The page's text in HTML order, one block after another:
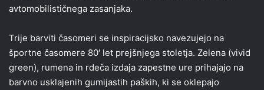
avtomobilističnega zasanjaka.
Trije barviti časomeri se inspiracijsko navezujejo na
športne časomere 80′ let prejšnjega stoletja. Zelena (vivid
green), rumena in rdeča izdaja zapestne ure prihajajo na
barvno usklajenih gumijastih paških, ki se oklepajo